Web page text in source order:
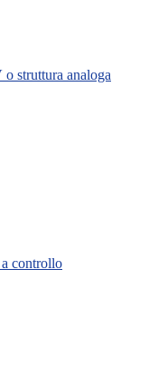
struttura analoga
controllo